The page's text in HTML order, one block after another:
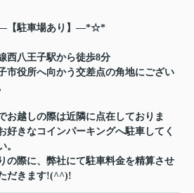
駐車場あり】―*☆*
西八王子駅から徒歩8分
市役所へ向かう交差点の角地にござい
お越しの際は近隣に点在しておりま
好きなコインパーキングへ駐車してく
。
の際に、弊社にて駐車料金を精算させ
だきます!(^^)!